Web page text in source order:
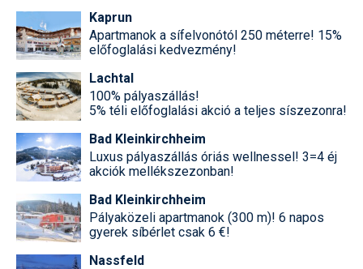
Kaprun
Apartmanok a sífelvonótól 250 méterre! 15%
előfoglalási kedvezmény!
Lachtal
100% pályaszállás!
5% téli előfoglalási akció a teljes síszezonra!
Bad Kleinkirchheim
Luxus pályaszállás óriás wellnessel! 3=4 éj
akciók mellékszezonban!
Bad Kleinkirchheim
Pályaközeli apartmanok (300 m)! 6 napos
gyerek síbérlet csak 6 €!
Nassfeld